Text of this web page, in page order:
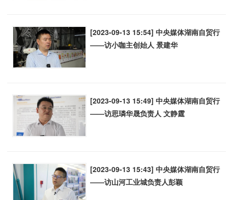
[2023-09-13 15:54] 中央媒体湖南自贸行
——访小咖主创始人 景建华
[2023-09-13 15:49] 中央媒体湖南自贸行
——访思璘华晟负责人 文静霆
[2023-09-13 15:43] 中央媒体湖南自贸行
——访山河工业城负责人彭颖